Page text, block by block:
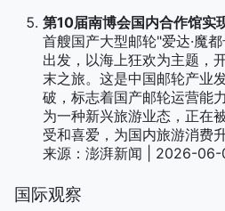
第10届南博会国内合作馆实
首艘国产大型邮轮"爱达·魔
出发，以海上狂欢为主题，
末之旅。这是中国邮轮产业
破，标志着国产邮轮运营能
为一种新兴旅游业态，正在
受和喜爱，为国内旅游消费
来源：澎湃新闻 | 2026-06-
国际观察